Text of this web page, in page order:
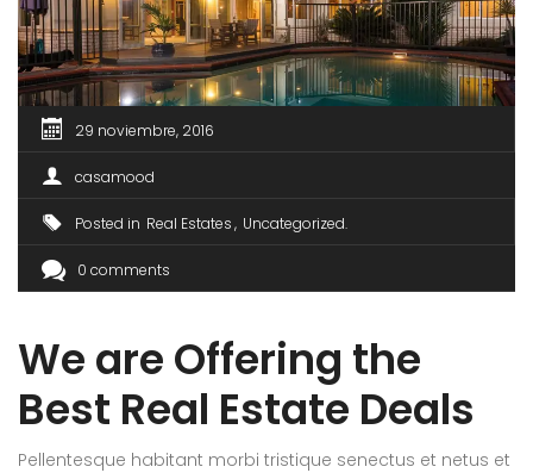
29 noviembre, 2016
casamood
Posted in Real Estates Uncategorized
0 comments
We are Offering the
Best Real Estate Deals
Pellentesque habitant morbi tristique senectus et netus et